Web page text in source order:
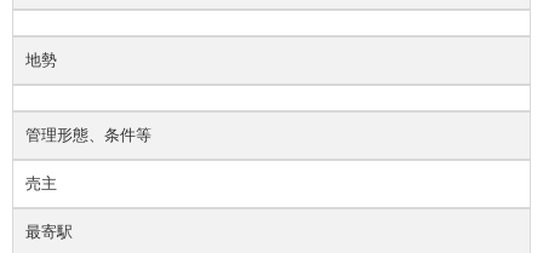
地勢
管理形態、条件等
売主
最寄駅